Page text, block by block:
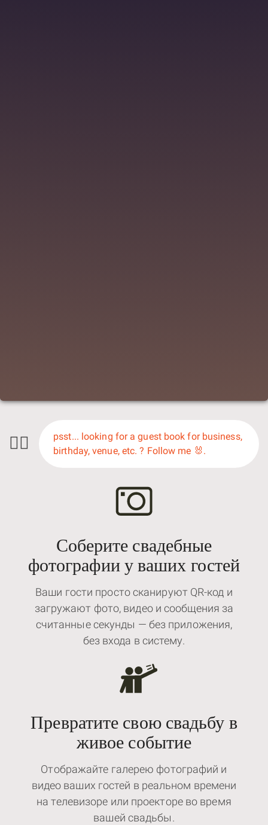
🕵️‍♀️
psst... looking for a guest book for business,
birthday, venue, etc. ? Follow me 🐰.
Соберите свадебные
фотографии у ваших гостей
Ваши гости просто сканируют QR-код и
загружают фото, видео и сообщения за
считанные секунды — без приложения,
без входа в систему.
Превратите свою свадьбу в
живое событие
Отображайте галерею фотографий и
видео ваших гостей в реальном времени
на телевизоре или проекторе во время
вашей свадьбы.